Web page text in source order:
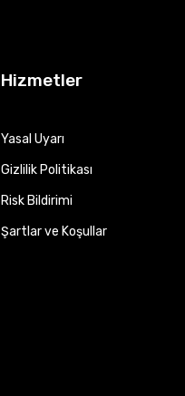
Hizmetler
Yasal Uyarı
Gizlilik Politikası
Risk Bildirimi
Şartlar ve Koşullar